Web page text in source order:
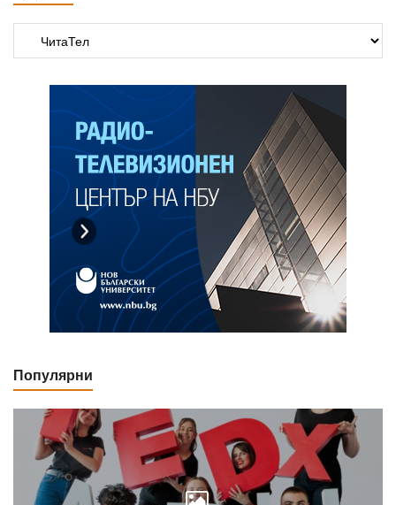
Популярни